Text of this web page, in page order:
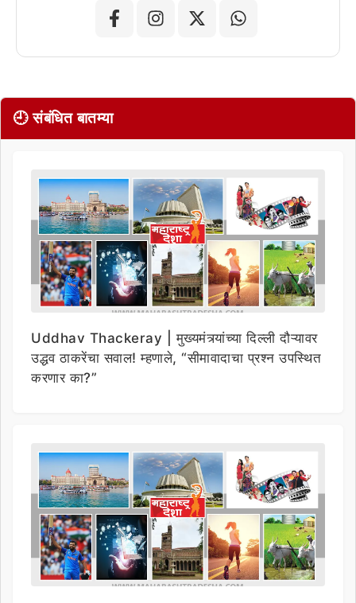
🕘 संबंधित बातम्या
Uddhav Thackeray | मुख्यमंत्र्यांच्या दिल्ली दौऱ्यावर
उद्धव ठाकरेंचा सवाल! म्हणाले, “सीमावादाचा प्रश्न उपस्थित
करणार का?”